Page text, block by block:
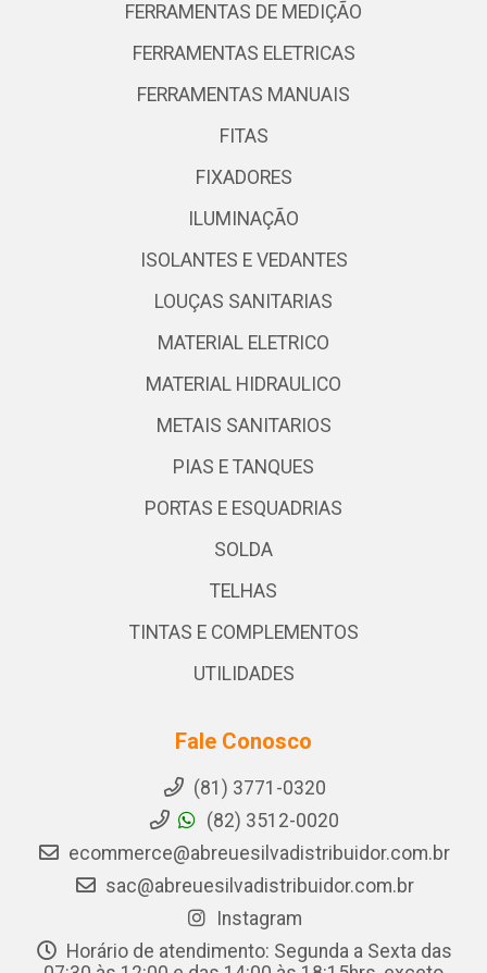
FERRAMENTAS DE MEDIÇÃO
FERRAMENTAS ELETRICAS
FERRAMENTAS MANUAIS
FITAS
FIXADORES
ILUMINAÇÃO
ISOLANTES E VEDANTES
LOUÇAS SANITARIAS
MATERIAL ELETRICO
MATERIAL HIDRAULICO
METAIS SANITARIOS
PIAS E TANQUES
PORTAS E ESQUADRIAS
SOLDA
TELHAS
TINTAS E COMPLEMENTOS
UTILIDADES
Fale Conosco
(81) 3771-0320
(82) 3512-0020
ecommerce@abreuesilvadistribuidor.com.br
sac@abreuesilvadistribuidor.com.br
Instagram
Horário de atendimento: Segunda a Sexta das